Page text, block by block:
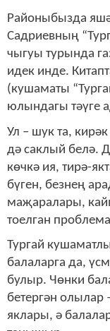
Районыбызда
Садриевның
чыгуы турында
идек инде.
(кушаматы
юлындагы тәүге
Ул – шук та,
дә саклый белә.
көчкә ия, тирә-
бүген, безнең
маҗаралары,
тоелган
Тургай
балаларга да,
булыр. Чөнки
бетергән
яклары, ә